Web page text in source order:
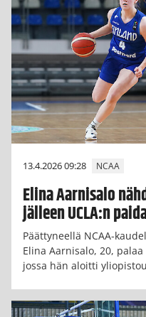
13.4.2026 09:28 NCAA
Elina Aarnisalo
jälleen UCLA:n
Päättyneellä NCAA-
Elina Aarnisalo, 20,
jossa hän aloitti